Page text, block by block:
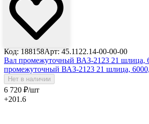
Код: 188158Арт: 45.1122.14-00-00-00
Вал промежуточный ВАЗ-2123 21 шлица,
промежуточный ВАЗ-2123 21 шлица,
Нет в наличии
6 720 ₽/шт
+201.6